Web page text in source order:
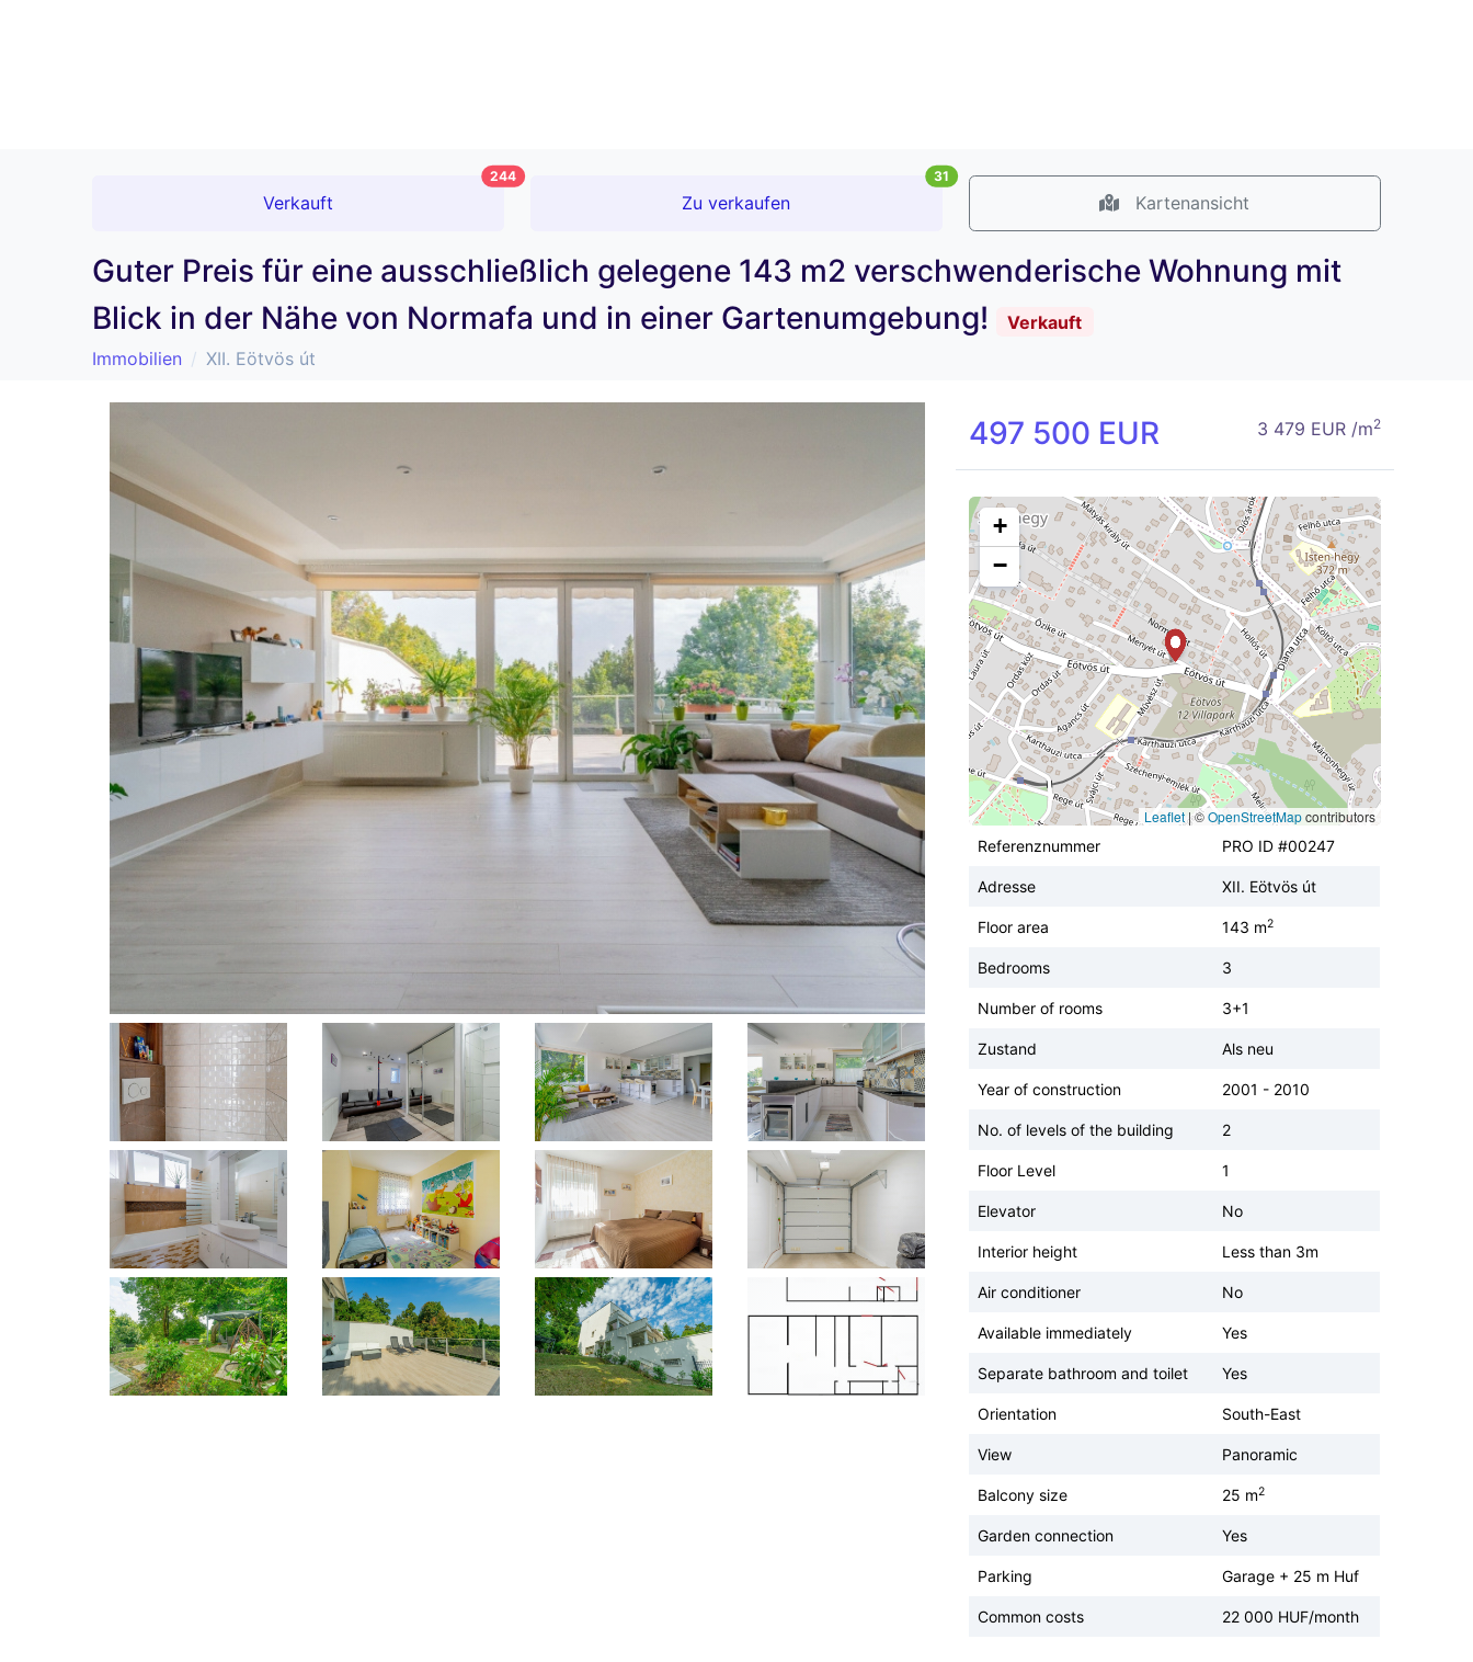
Verkauft
244
Zu verkaufen
31
Kartenansicht
Guter Preis für eine ausschließlich gelegene 143 m2 verschwenderische Wohnung mit
Blick in der Nähe von Normafa und in einer Gartenumgebung!
Verkauft
Immobilien
XII. Eötvös út
497 500 EUR 3 479 EUR /m2
+
−
Leaflet|©OpenStreetMapcontributors
Referenznummer
PRO ID #00247
Adresse XII. Eötvös út
Floor area 143 m2
Bedrooms 3
Number of rooms 3+1
Zustand Als neu
Year of construction 2001 - 2010
No. of levels of the building 2
Floor Level 1
Elevator No
Interior height Less than 3m
Air conditioner No
Available immediately Yes
Separate bathroom and toilet Yes
Orientation South-East
View Panoramic
Balcony size 25 m2
Garden connection Yes
Parking Garage + 25 m Huf
Common costs 22 000 HUF/month